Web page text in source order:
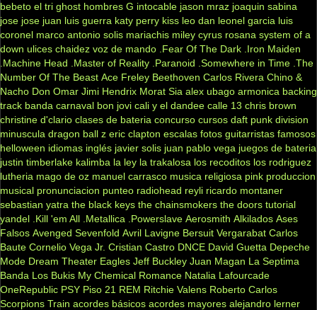
bebeto el tri ghost hombres G intocable jason mraz joaquin sabina
jose jose juan luis guerra katy perry kiss leo dan leonel garcia luis
coronel marco antonio solis mariachis miley cyrus rosana system of a
down ulices chaidez voz de mando .Fear Of The Dark .Iron Maiden
.Machine Head
.Master of Reality .Paranoid .Somewhere in Time .The
Number Of The Beast Ace Freley Beethoven Carlos Rivera Chino &
Nacho Don Omar Jimi Hendrix Morat Sia alex ubago armonica backing
track banda carnaval bon jovi cali y el dandee calle 13 chris brown
christine d'clario clases de bateria concurso cursos daft punk division
minuscula dragon ball z eric clapton escalas fotos guitarristas famosos
helloween idiomas inglés javier solis juan pablo vega juegos de bateria
justin timberlake kalimba la ley la trakalosa los recoditos los rodriguez
lutheria mago de oz manuel carrasco musica religiosa pink produccion
musical pronunciacion punteo radiohead reyli ricardo montaner
sebastian yatra the black keys the chainsmokers the doors tutorial
yandel .Kill 'em All .Metallica .Powerslave Aerosmith Alkilados Ases
Falsos Avenged Sevenfold Avril Lavigne Bersuit Vergarabat Carlos
Baute Cornelio Vega Jr. Cristian Castro DNCE David Guetta Depeche
Mode Dream Theater Eagles Jeff Buckley Juan Magan La Septima
Banda Los Bukis My Chemical Romance Natalia Lafourcade
OneRepublic PSY Piso 21 REM Ritchie Valens Roberto Carlos
Scorpions Train acordes básicos acordes mayores alejandro lerner